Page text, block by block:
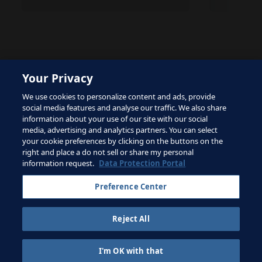
The site is protected by reCAPTCHA and the Google
Privacy PolicyandTerms of Serviceapply.
Términos de servicio
Contacta con la FIFA
Suscríbete al boletín
Your Privacy
We use cookies to personalize content and ads, provide
social media features and analyse our traffic. We also share
information about your use of our site with our social
media, advertising and analytics partners. You can select
your cookie preferences by clicking on the buttons on the
right and place a do not sell or share my personal
information request. Data Protection Portal
Preference Center
Reject All
I'm OK with that